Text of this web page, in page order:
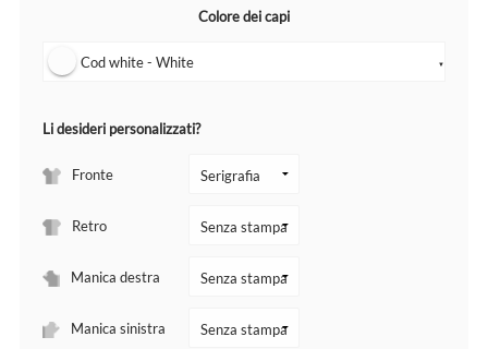
Colore dei capi
Cod white - White ▼
Li desideri personalizzati?
Fronte
Retro
Manica destra
Manica sinistra